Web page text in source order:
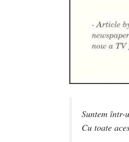
Suntem într-
Cu toate